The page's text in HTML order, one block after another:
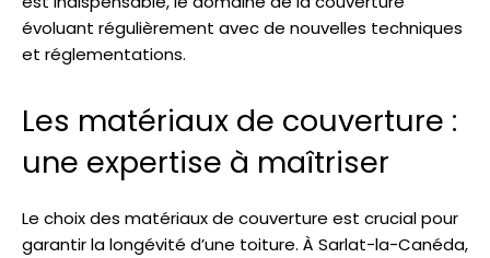
évoluant régulièrement avec de nouvelles techniques
et réglementations.
Les matériaux de couverture :
une expertise à maîtriser
Le choix des matériaux de couverture est crucial pour
garantir la longévité d’une toiture. À Sarlat-la-Canéda,